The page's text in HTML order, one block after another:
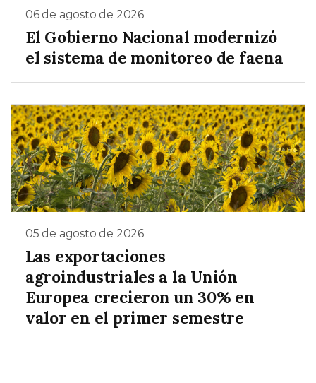
06 de agosto de 2026
El Gobierno Nacional modernizó
el sistema de monitoreo de faena
05 de agosto de 2026
Las exportaciones
agroindustriales a la Unión
Europea crecieron un 30% en
valor en el primer semestre